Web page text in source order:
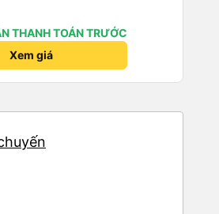
THANH TOÁN TRƯỚC
Xem giá